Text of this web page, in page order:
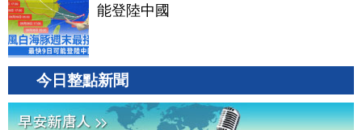
能登陸中國
今日整點新聞